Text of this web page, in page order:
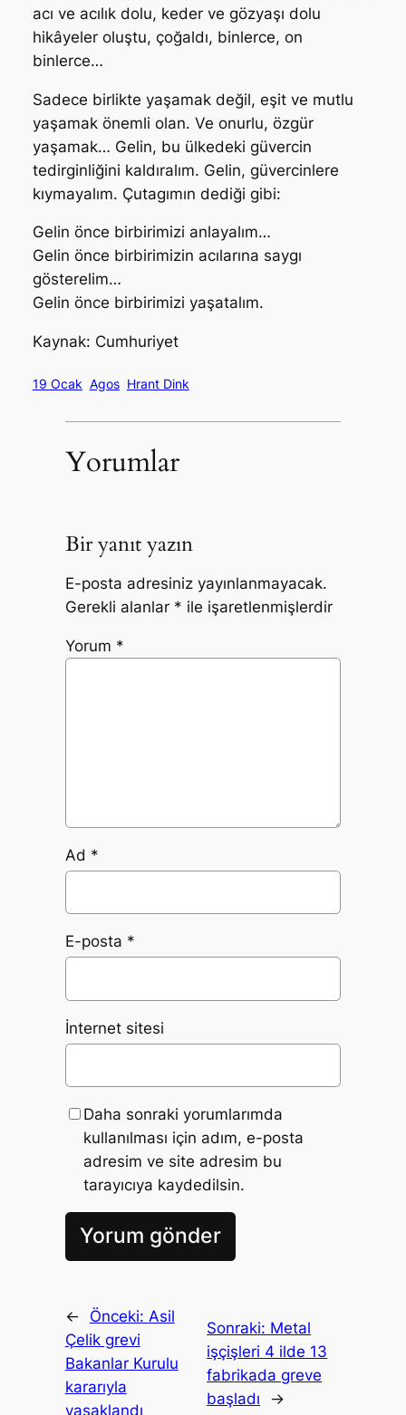
acı ve acılık dolu, keder ve gözyaşı dolu
hikâyeler oluştu, çoğaldı, binlerce, on
binlerce…
Sadece birlikte yaşamak değil, eşit ve mutlu
yaşamak önemli olan. Ve onurlu, özgür
yaşamak… Gelin, bu ülkedeki güvercin
tedirginliğini kaldıralım. Gelin, güvercinlere
kıymayalım. Çutagımın dediği gibi:
Gelin önce birbirimizi anlayalım…
Gelin önce birbirimizin acılarına saygı
gösterelim…
Gelin önce birbirimizi yaşatalım.
Kaynak: Cumhuriyet
19 Ocak Agos Hrant Dink
Yorumlar
Bir yanıt yazın
E-posta adresiniz yayınlanmayacak.
Gerekli alanlar * ile işaretlenmişlerdir
Yorum *
Ad *
E-posta *
İnternet sitesi
Daha sonraki yorumlarımda
kullanılması için adım, e-posta
adresim ve site adresim bu
tarayıcıya kaydedilsin.
← Önceki: Asil
Çelik grevi
Bakanlar Kurulu
kararıyla
yasaklandı
Sonraki: Metal
işçişleri 4 ilde 13
fabrikada greve
başladı
→